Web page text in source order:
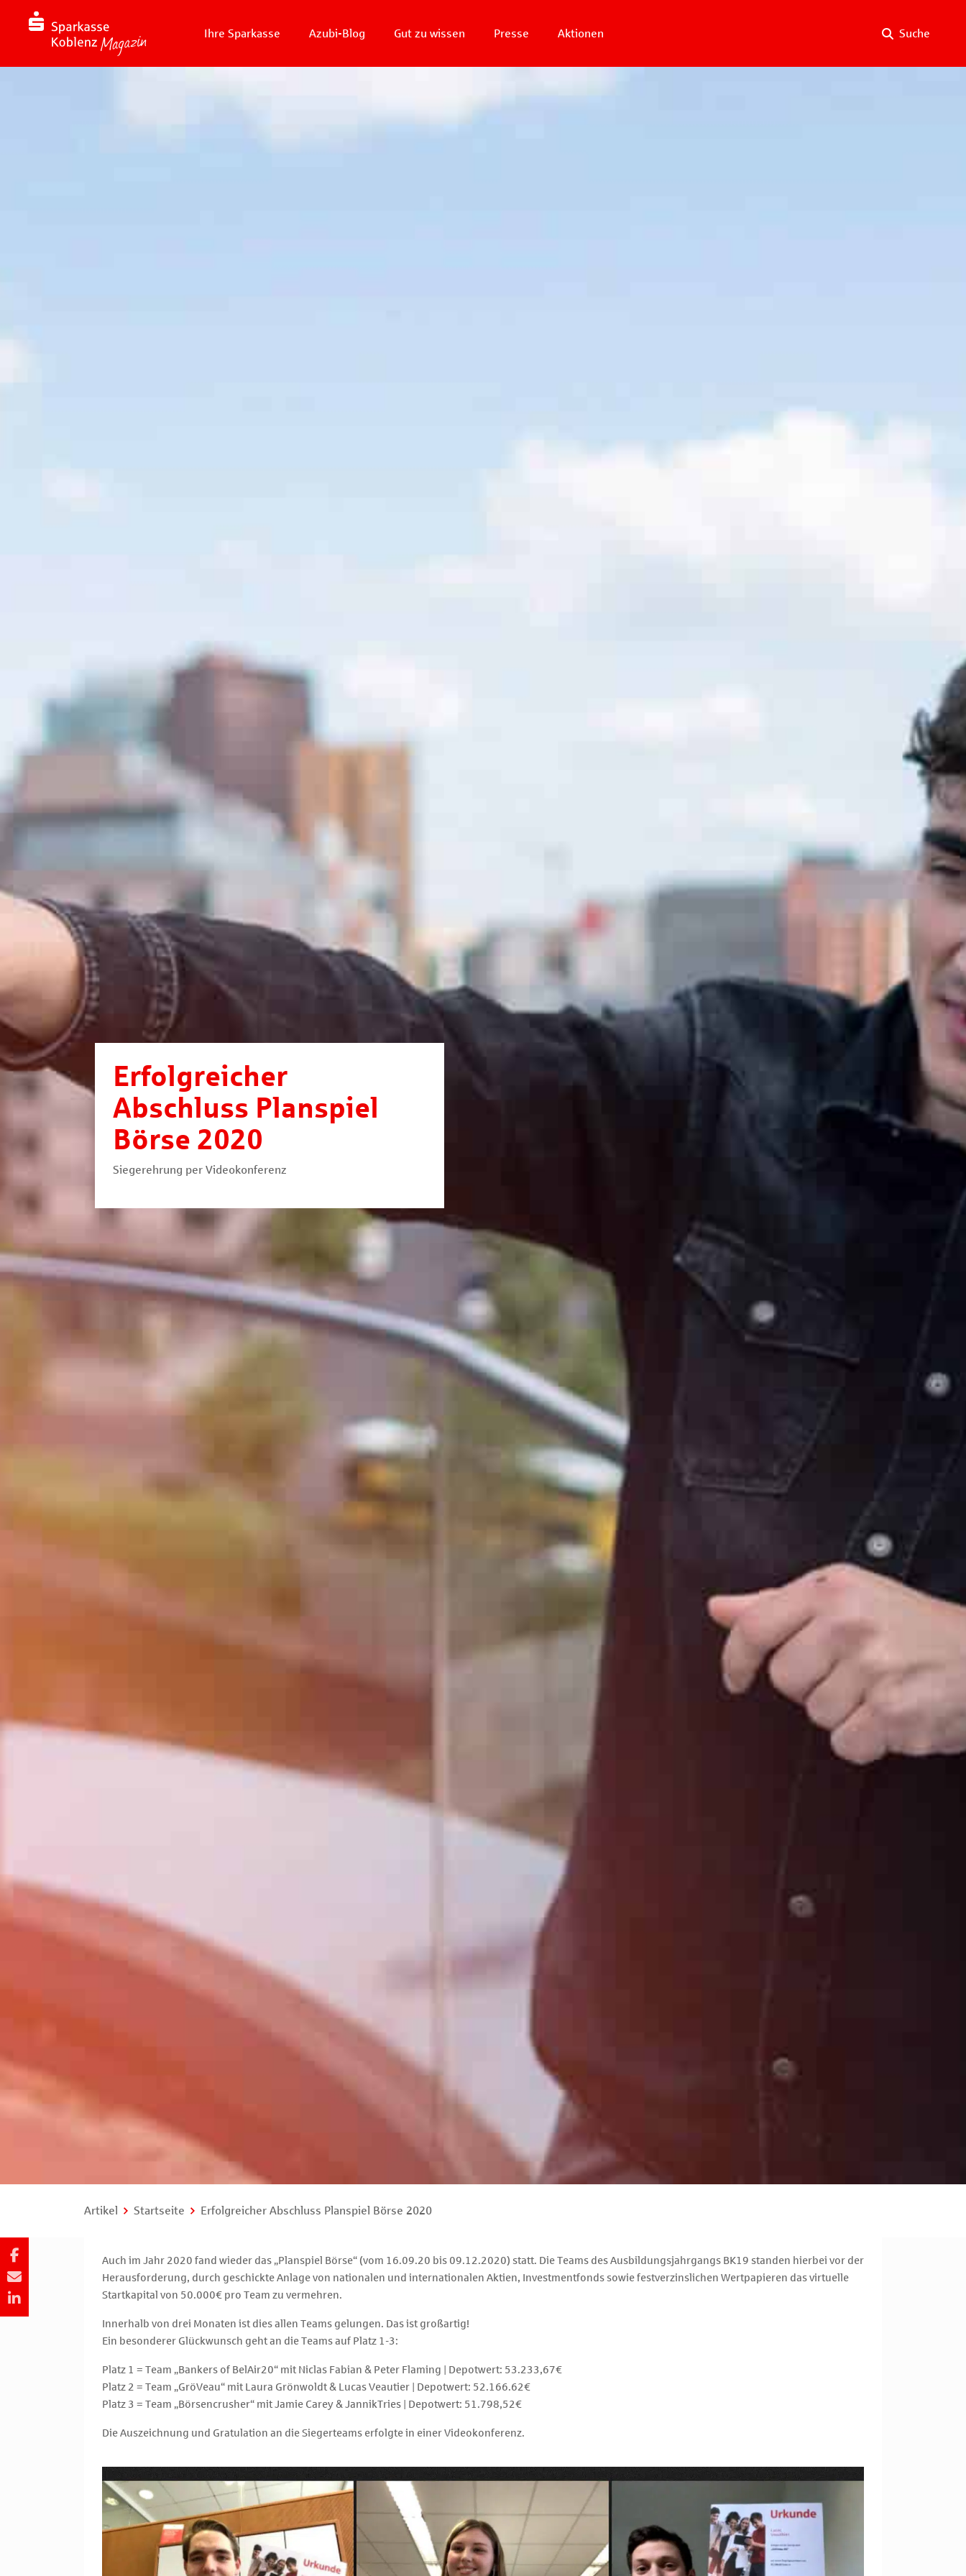
Ihre Sparkasse Azubi-Blog Gut zu wissen Presse Aktionen Suche
Erfolgreicher
Abschluss Planspiel
Börse 2020
Siegerehrung per Videokonferenz
Artikel Startseite Erfolgreicher Abschluss Planspiel Börse 2020
Auch im Jahr 2020 fand wieder das „Planspiel Börse“ (vom 16.09.20 bis 09.12.2020) statt. Die Teams des Ausbildungsjahrgangs BK19 standen hierbei vor der
Herausforderung, durch geschickte Anlage von nationalen und internationalen Aktien, Investmentfonds sowie festverzinslichen Wertpapieren das virtuelle
Startkapital von 50.000€ pro Team zu vermehren.
Innerhalb von drei Monaten ist dies allen Teams gelungen. Das ist großartig!
Ein besonderer Glückwunsch geht an die Teams auf Platz 1-3:
Platz 1 = Team „Bankers of BelAir20“ mit Niclas Fabian & Peter Flaming | Depotwert: 53.233,67€
Platz 2 = Team „GröVeau“ mit Laura Grönwoldt & Lucas Veautier | Depotwert: 52.166.62€
Platz 3 = Team „Börsencrusher“ mit Jamie Carey & JannikTries | Depotwert: 51.798,52€
Die Auszeichnung und Gratulation an die Siegerteams erfolgte in einer Videokonferenz.